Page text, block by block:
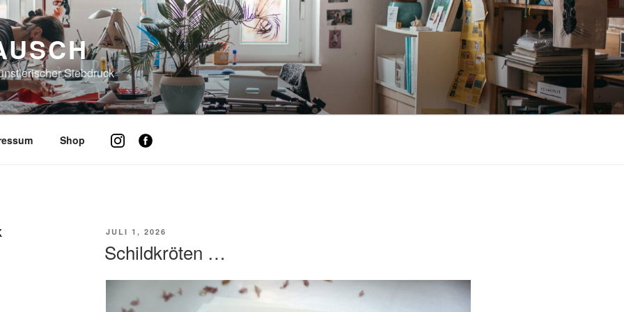
Siebdruck
Shop
VERÖFFENTLICHT
JULI 1, 2026
Schildkröten …